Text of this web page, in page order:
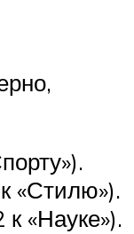
«Стилю»).
«Науке»).